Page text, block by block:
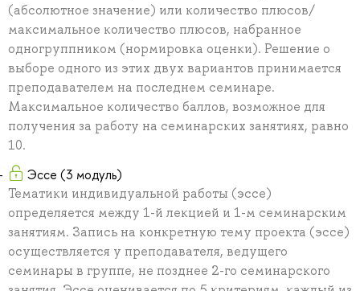
(абсолютное значение) или количество плюсов/
максимальное количество плюсов, набранное
одногруппником (нормировка оценки). Решение о
выборе одного из этих двух вариантов принимается
преподавателем на последнем семинаре.
Максимальное количество баллов, возможное для
получения за работу на семинарских занятиях, равно
10.
Эссе (3 модуль)
Тематики индивидуальной работы (эссе)
определяется между 1-й лекцией и 1-м семинарским
занятиям. Запись на конкретную тему проекта (эссе)
осуществляется у преподавателя, ведущего
семинары в группе, не позднее 2-го семинарского